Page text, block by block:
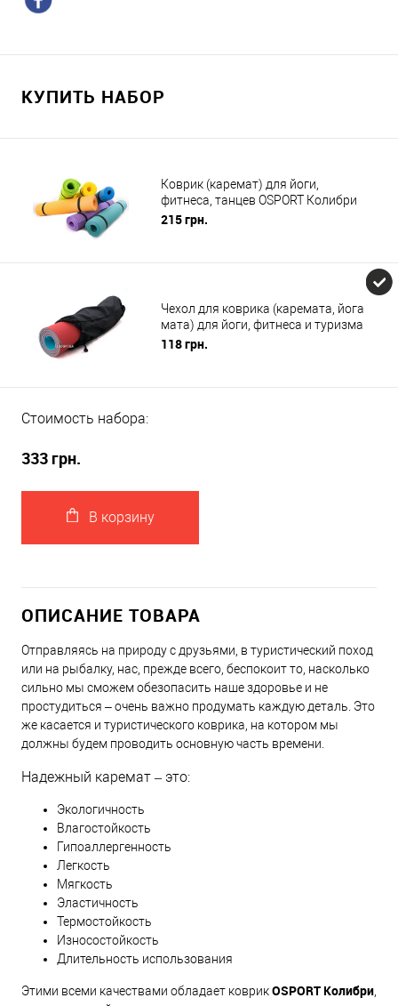
КУПИТЬ НАБОР
Коврик (каремат) для йоги,
фитнеса, танцев OSPORT Колибри
(FI-0077)
215 грн.
Чехол для коврика (каремата, йога
мата) для йоги, фитнеса и туризма
OSPORT Lite 16 см (FI-0030-1)
118 грн.
Стоимость набора:
333 грн.
В корзину
ОПИСАНИЕ ТОВАРА
Отправляясь на природу с друзьями, в туристический поход
или на рыбалку, нас, прежде всего, беспокоит то, насколько
сильно мы сможем обезопасить наше здоровье и не
простудиться – очень важно продумать каждую деталь. Это
же касается и туристического коврика, на котором мы
должны будем проводить основную часть времени.
Надежный каремат – это:
Экологичность
Влагостойкость
Гипоаллергенность
Легкость
Мягкость
Эластичность
Термостойкость
Износостойкость
Длительность использования
Этими всеми качествами обладает коврикOSPORT Колибри